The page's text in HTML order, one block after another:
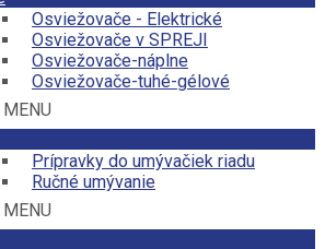
Osviežovače - Elektrické
Osviežovače v SPREJI
Osviežovače-náplne
Osviežovače-tuhé-gélové
Prípravky do umývačiek riadu
Ručné umývanie